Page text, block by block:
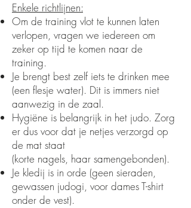
Enkele richtlijnen:
Om de training vlot te kunnen laten
verlopen, vragen we iedereen om
zeker op tijd te komen naar de
training.
Je brengt best zelf iets te drinken mee
(een flesje water). Dit is immers niet
aanwezig in de zaal.
Hygiëne is belangrijk in het judo. Zorg
er dus voor dat je netjes verzorgd op
de mat staat
(korte nagels, haar samengebonden).
Je kledij is in orde (geen sieraden,
gewassen judogi, voor dames T-shirt
onder de vest).